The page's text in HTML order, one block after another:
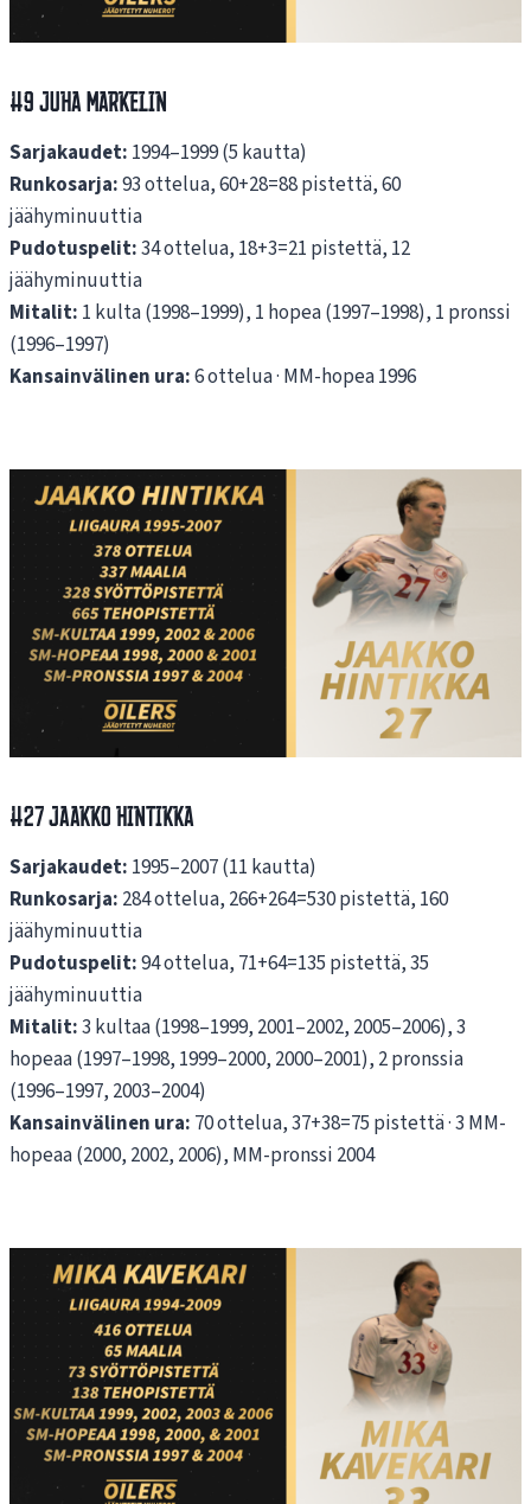
#9 Juha Markelin
Sarjakaudet: 1994–1999 (5 kautta)
Runkosarja:93 ottelua, 60+28=88 pistettä, 60
jäähyminuuttia
Pudotuspelit:34 ottelua, 18+3=21 pistettä, 12
jäähyminuuttia
Mitalit: 1 kulta (1998–1999), 1 hopea (1997–1998), 1 pronssi
(1996–1997)
Kansainvälinen ura:6 ottelua · MM-hopea 1996
#27 Jaakko Hintikka
Sarjakaudet: 1995–2007 (11 kautta)
Runkosarja: 284 ottelua, 266+264=530 pistettä, 160
jäähyminuuttia
Pudotuspelit:94 ottelua, 71+64=135 pistettä, 35
jäähyminuuttia
Mitalit:3 kultaa (1998–1999, 2001–2002, 2005–2006), 3
hopeaa (1997–1998, 1999–2000, 2000–2001), 2 pronssia
(1996–1997, 2003–2004)
Kansainvälinen ura: 70 ottelua, 37+38=75 pistettä · 3 MM-
hopeaa (2000, 2002, 2006), MM-pronssi 2004